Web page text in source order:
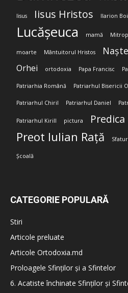
Iisus Iisus Hristos Ilarion
Lucășeuca mamă
moarte Mântuitorul Hristos
Orhei ortodoxia Papa Francisc
Patriarhia Română Patriarhul Bisericii
Patriarhul Chiril Patriarhul Daniel
Patriarhul Kirill pictura Predica
Preot Iulian Rață
Școală
CATEGORIE POPULARĂ
Stiri
Articole preluate
Articole Ortodoxia.md
Proloagele Sfinților și a Sfintelor
6. Acatiste închinate Sfinților și